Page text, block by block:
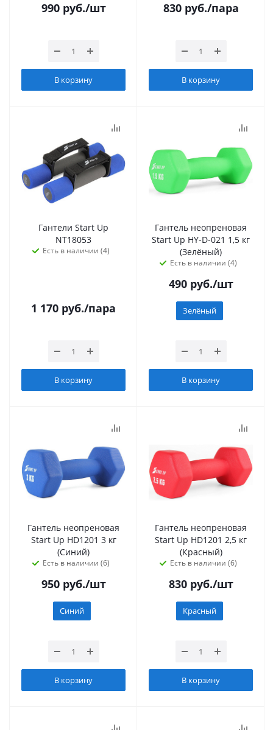
990руб./шт
В корзину
830руб./пара
В корзину
Гантели Start Up
NT18053
Есть в наличии (4)
1 170 руб./пара
В корзину
Гантель неопреновая
Start Up HY-D-021 1,5 кг
(Зелёный)
Есть в наличии (4)
490руб./шт
Зелёный
В корзину
Гантель неопреновая
Start Up HD1201 3 кг
(Синий)
Есть в наличии (6)
950руб./шт
Синий
В корзину
Гантель неопреновая
Start Up HD1201 2,5 кг
(Красный)
Есть в наличии (6)
830руб./шт
Красный
В корзину